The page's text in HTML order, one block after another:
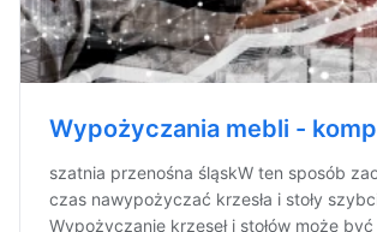
Wypożyczania mebli -
szatnia przenośna śląskW ten sposób
czas nawypożyczać krzesła i stoły
Wypożyczanie krzeseł i stołów może być